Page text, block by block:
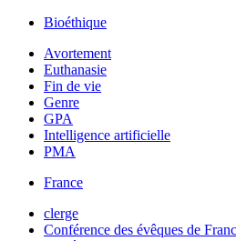
Bioéthique
Avortement
Euthanasie
Fin de vie
Genre
GPA
Intelligence artificielle
PMA
France
clerge
Conférence des évêques de